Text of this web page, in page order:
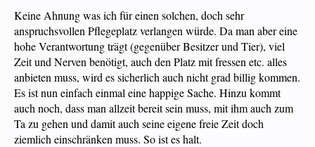
Keine Ahnung was ich für einen solchen, doch sehr
anspruchsvollen Pflegeplatz verlangen würde. Da man aber eine
hohe Verantwortung trägt (gegenüber Besitzer und Tier), viel
Zeit und Nerven benötigt, auch den Platz mit fressen etc. alles
anbieten muss, wird es sicherlich auch nicht grad billig kommen.
Es ist nun einfach einmal eine happige Sache. Hinzu kommt
auch noch, dass man allzeit bereit sein muss, mit ihm auch zum
Ta zu gehen und damit auch seine eigene freie Zeit doch
ziemlich einschränken muss. So ist es halt.